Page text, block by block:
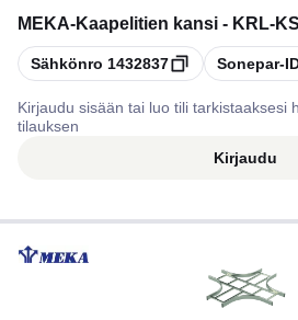
MEKA-Kaapelitien kansi - KRL-
Kopioi
Sähkönro 1432837 Kopioi
Sonepar-
Kirjaudu sisään tai luo tili tarkistaaksesi
tilauksen
Kirjaudu